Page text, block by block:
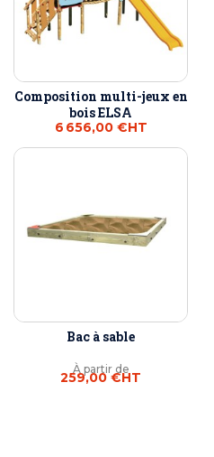
Composition multi-jeux en
bois ELSA
6 656,00 €HT
Bac à sable
À partir de
259,00 €HT